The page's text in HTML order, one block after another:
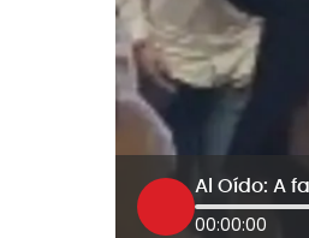
Al Oído: A
00:00:00